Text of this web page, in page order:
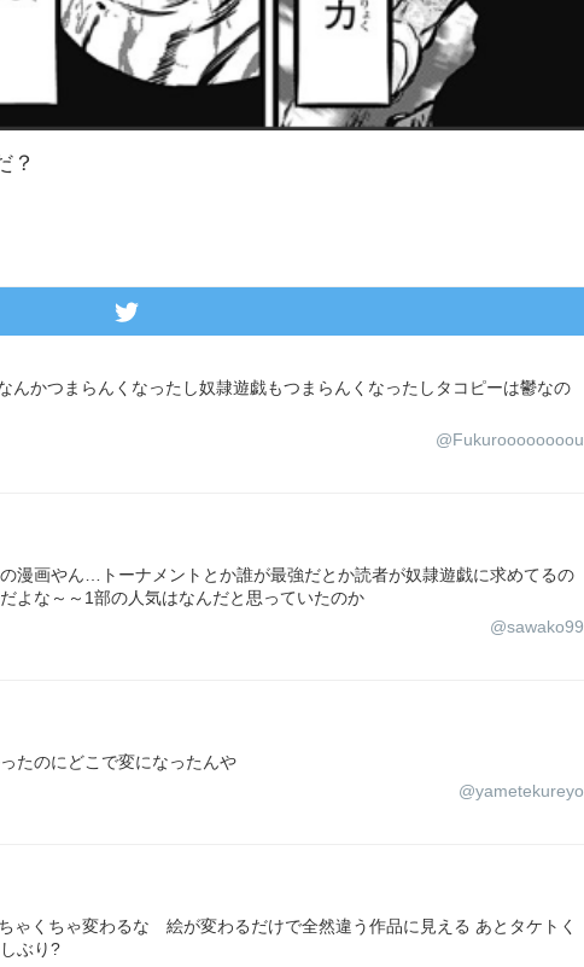
？
んかつまらんくなったし奴隷遊戯もつまらんくなったしタコピーは鬱なの
@Fukuroooooooou
漫画やん…トーナメントとか誰が最強だとか読者が奴隷遊戯に求めてるの
よな～～1部の人気はなんだと思っていたのか
@sawako99
たのにどこで変になったんや
@yametekureyo
ゃくちゃ変わるな 絵が変わるだけで全然違う作品に見える あとタケトく
ぶり?